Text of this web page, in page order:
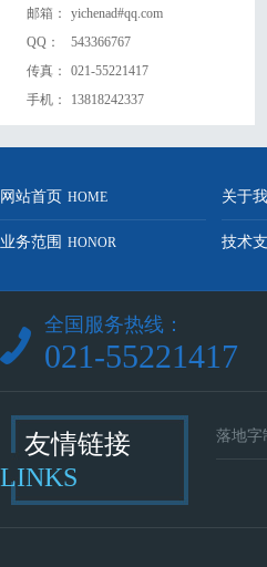
邮箱：
yichenad#qq.com
QQ：
543366767
传真：
021-55221417
手机：
13818242337
网站首页 HOME 关于
业务范围 HONOR 技术
全国服务热线：
021-55221417
友情链接
LINKS
落地字